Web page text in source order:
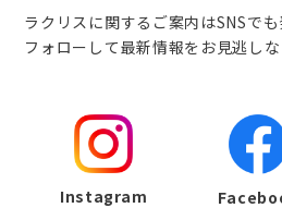
ラクリスに関するご案内はSNSでも
フォローして最新情報をお見逃しな
Instagram